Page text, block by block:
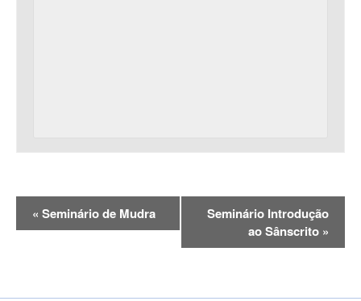
« Seminário de Mudra
Seminário Introdução
ao Sânscrito »